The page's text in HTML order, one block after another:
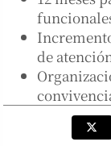
de
Garantía
los